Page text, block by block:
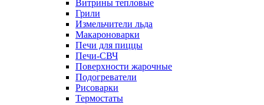
Витрины тепловые
Грили
Измельчители льда
Макароноварки
Печи для пиццы
Печи-СВЧ
Поверхности жарочные
Подогреватели
Рисоварки
Термостаты